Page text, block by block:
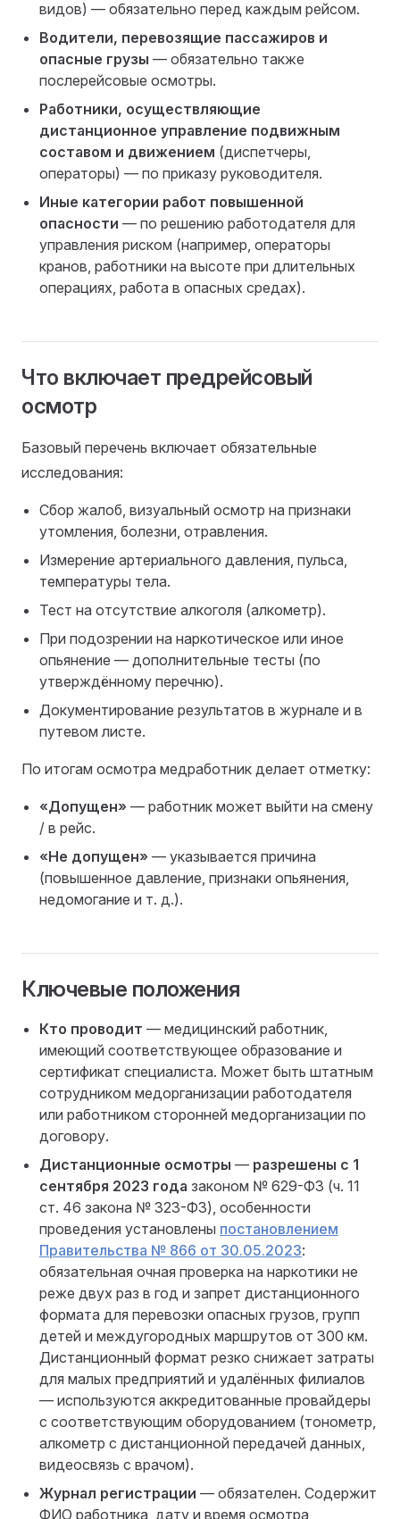
видов) — обязательно перед каждым рейсом.
Водители, перевозящие пассажиров и
опасные грузы — обязательно также
послерейсовые осмотры.
Работники, осуществляющие
дистанционное управление подвижным
составом и движением (диспетчеры,
операторы) — по приказу руководителя.
Иные категории работ повышенной
опасности — по решению работодателя для
управления риском (например, операторы
кранов, работники на высоте при длительных
операциях, работа в опасных средах).
Что включает предрейсовый
осмотр
Базовый перечень включает обязательные
исследования:
Сбор жалоб, визуальный осмотр на признаки
утомления, болезни, отравления.
Измерение артериального давления, пульса,
температуры тела.
Тест на отсутствие алкоголя (алкометр).
При подозрении на наркотическое или иное
опьянение — дополнительные тесты (по
утверждённому перечню).
Документирование результатов в журнале и в
путевом листе.
По итогам осмотра медработник делает отметку:
«Допущен» — работник может выйти на смену
/ в рейс.
«Не допущен» — указывается причина
(повышенное давление, признаки опьянения,
недомогание и т. д.).
Ключевые положения
Кто проводит — медицинский работник,
имеющий соответствующее образование и
сертификат специалиста. Может быть штатным
сотрудником медорганизации работодателя
или работником сторонней медорганизации по
договору.
Дистанционные осмотры — разрешены с 1
сентября 2023 года законом № 629-ФЗ (ч. 11
ст. 46 закона № 323-ФЗ), особенности
проведения установлены постановлением
Правительства № 866 от 30.05.2023:
обязательная очная проверка на наркотики не
реже двух раз в год и запрет дистанционного
формата для перевозки опасных грузов, групп
детей и междугородных маршрутов от 300 км.
Дистанционный формат резко снижает затраты
для малых предприятий и удалённых филиалов
— используются аккредитованные провайдеры
с соответствующим оборудованием (тонометр,
алкометр с дистанционной передачей данных,
видеосвязь с врачом).
Журнал регистрации — обязателен. Содержит
ФИО работника, дату и время осмотра,